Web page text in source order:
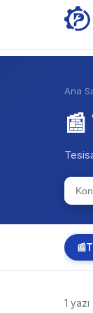
Ana
📰
1 yazı